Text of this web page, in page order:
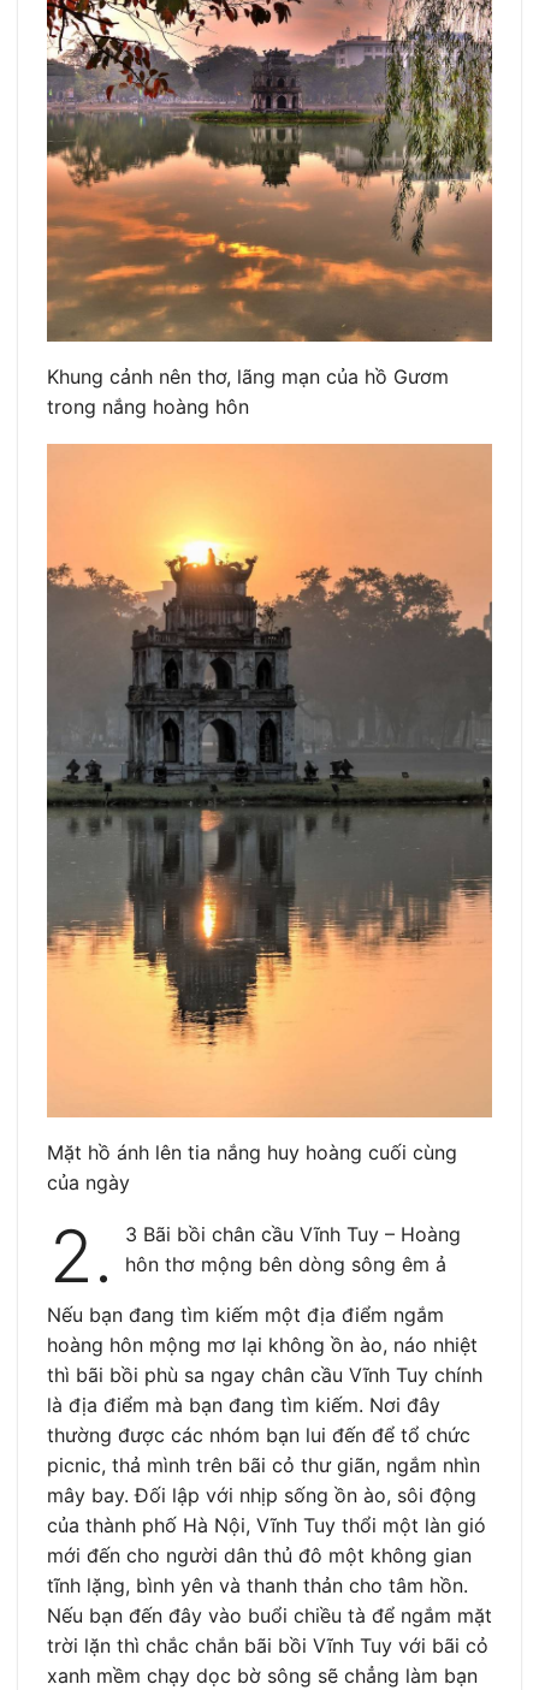
Khung cảnh nên thơ, lãng mạn của hồ Gươm
trong nắng hoàng hôn
Mặt hồ ánh lên tia nắng huy hoàng cuối cùng
của ngày
2.
3 Bãi bồi chân cầu Vĩnh Tuy – Hoàng
hôn thơ mộng bên dòng sông êm ả
Nếu bạn đang tìm kiếm một địa điểm ngắm
hoàng hôn mộng mơ lại không ồn ào, náo nhiệt
thì bãi bồi phù sa ngay chân cầu Vĩnh Tuy chính
là địa điểm mà bạn đang tìm kiếm. Nơi đây
thường được các nhóm bạn lui đến để tổ chức
picnic, thả mình trên bãi cỏ thư giãn, ngắm nhìn
mây bay. Đối lập với nhịp sống ồn ào, sôi động
của thành phố Hà Nội, Vĩnh Tuy thổi một làn gió
mới đến cho người dân thủ đô một không gian
tĩnh lặng, bình yên và thanh thản cho tâm hồn.
Nếu bạn đến đây vào buổi chiều tà để ngắm mặt
trời lặn thì chắc chắn bãi bồi Vĩnh Tuy với bãi cỏ
xanh mềm chạy dọc bờ sông sẽ chẳng làm bạn